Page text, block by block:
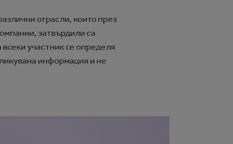
отрасли, които през
затвърдили са
участник се определя
информация и не